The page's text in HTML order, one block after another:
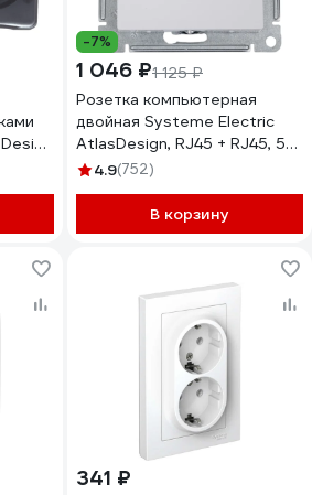
-7%
1 046 ₽1 125 ₽
Розетка компьютерная
двойная Systeme Electric
AtlasDesign, RJ45 + RJ45, 5e,
механизм, Белый
4.9(752)
В корзину
341 ₽